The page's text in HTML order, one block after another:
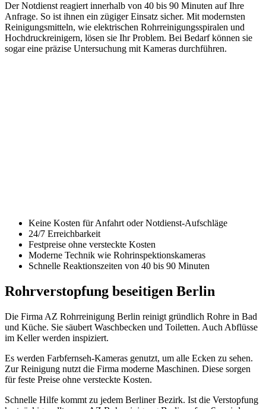
Der Notdienst reagiert innerhalb von 40 bis 90 Minuten auf Ihre
Anfrage. So ist ihnen ein zügiger Einsatz sicher. Mit modernsten
Reinigungsmitteln, wie elektrischen Rohrreinigungsspiralen und
Hochdruckreinigern, lösen sie Ihr Problem. Bei Bedarf können sie
sogar eine präzise Untersuchung mit Kameras durchführen.
Keine Kosten für Anfahrt oder Notdienst-Aufschläge
24/7 Erreichbarkeit
Festpreise ohne versteckte Kosten
Moderne Technik wie Rohrinspektionskameras
Schnelle Reaktionszeiten von 40 bis 90 Minuten
Rohrverstopfung beseitigen Berlin
Die Firma AZ Rohrreinigung Berlin reinigt gründlich Rohre in Bad
und Küche. Sie säubert Waschbecken und Toiletten. Auch Abflüsse
im Keller werden inspiziert.
Es werden Farbfernseh-Kameras genutzt, um alle Ecken zu sehen.
Zur Reinigung nutzt die Firma moderne Maschinen. Diese sorgen
für feste Preise ohne versteckte Kosten.
Schnelle Hilfe kommt zu jedem Berliner Bezirk. Ist die Verstopfung